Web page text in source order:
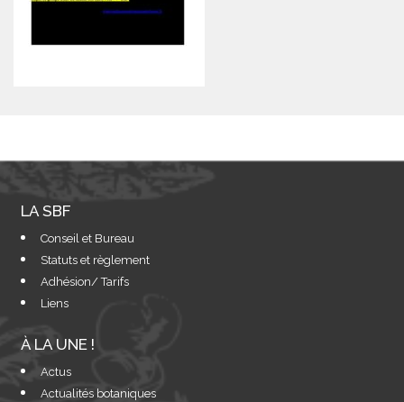
LA SBF
Conseil et Bureau
Statuts et règlement
Adhésion/ Tarifs
Liens
À LA UNE !
Actus
Actualités botaniques